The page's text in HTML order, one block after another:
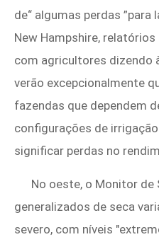
de“ algumas perdas ”para
New Hampshire,
com agricultores dizendo
verão excepcionalmente
fazendas que dependem
configurações de
significar perdas no
No oeste, o Monitor de
generalizados de seca
severo, com níveis